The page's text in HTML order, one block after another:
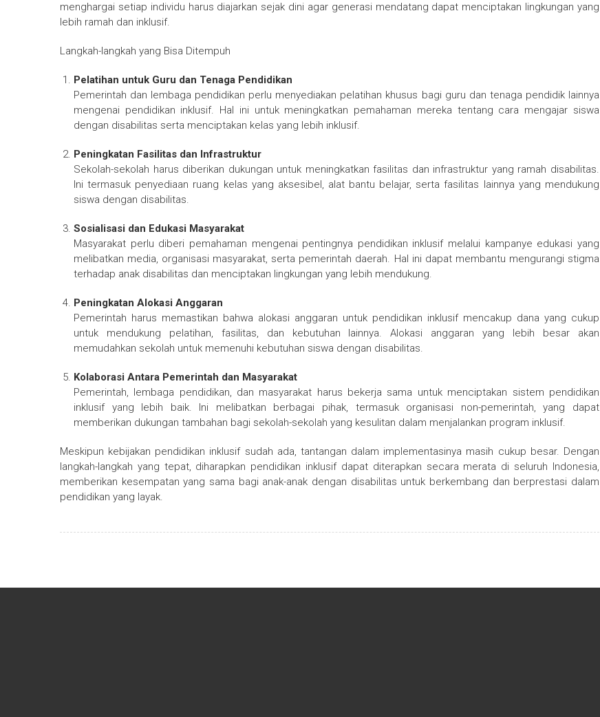
menghargai setiap individu harus diajarkan sejak dini agar generasi mendatang dapat menciptakan lingkungan yang
lebih ramah dan inklusif.
Langkah-langkah yang Bisa Ditempuh
Pelatihan untuk Guru dan Tenaga Pendidikan
Pemerintah dan lembaga pendidikan perlu menyediakan pelatihan khusus bagi guru dan tenaga pendidik lainnya
mengenai pendidikan inklusif. Hal ini untuk meningkatkan pemahaman mereka tentang cara mengajar siswa
dengan disabilitas serta menciptakan kelas yang lebih inklusif.
Peningkatan Fasilitas dan Infrastruktur
Sekolah-sekolah harus diberikan dukungan untuk meningkatkan fasilitas dan infrastruktur yang ramah disabilitas.
Ini termasuk penyediaan ruang kelas yang aksesibel, alat bantu belajar, serta fasilitas lainnya yang mendukung
siswa dengan disabilitas.
Sosialisasi dan Edukasi Masyarakat
Masyarakat perlu diberi pemahaman mengenai pentingnya pendidikan inklusif melalui kampanye edukasi yang
melibatkan media, organisasi masyarakat, serta pemerintah daerah. Hal ini dapat membantu mengurangi stigma
terhadap anak disabilitas dan menciptakan lingkungan yang lebih mendukung.
Peningkatan Alokasi Anggaran
Pemerintah harus memastikan bahwa alokasi anggaran untuk pendidikan inklusif mencakup dana yang cukup
untuk mendukung pelatihan, fasilitas, dan kebutuhan lainnya. Alokasi anggaran yang lebih besar akan
memudahkan sekolah untuk memenuhi kebutuhan siswa dengan disabilitas.
Kolaborasi Antara Pemerintah dan Masyarakat
Pemerintah, lembaga pendidikan, dan masyarakat harus bekerja sama untuk menciptakan sistem pendidikan
inklusif yang lebih baik. Ini melibatkan berbagai pihak, termasuk organisasi non-pemerintah, yang dapat
memberikan dukungan tambahan bagi sekolah-sekolah yang kesulitan dalam menjalankan program inklusif.
Meskipun kebijakan pendidikan inklusif sudah ada, tantangan dalam implementasinya masih cukup besar. Dengan
langkah-langkah yang tepat, diharapkan pendidikan inklusif dapat diterapkan secara merata di seluruh Indonesia,
memberikan kesempatan yang sama bagi anak-anak dengan disabilitas untuk berkembang dan berprestasi dalam
pendidikan yang layak.